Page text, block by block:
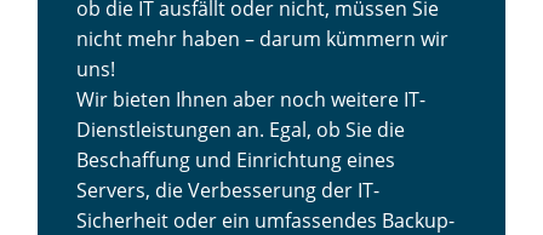
ob die IT ausfällt oder nicht, müssen Sie
nicht mehr haben – darum kümmern wir
uns!
Wir bieten Ihnen aber noch weitere IT-
Dienstleistungen an. Egal, ob Sie die
Beschaffung und Einrichtung eines
Servers, die Verbesserung der IT-
Sicherheit oder ein umfassendes Backup-